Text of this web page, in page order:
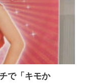
で「キモか